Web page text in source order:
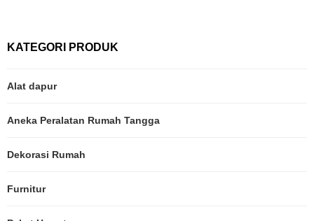
KATEGORI PRODUK
Alat dapur
Aneka Peralatan Rumah Tangga
Dekorasi Rumah
Furnitur